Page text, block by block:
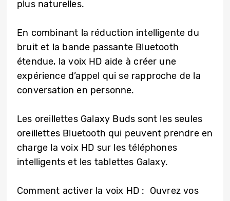
plus naturelles.
En combinant la réduction intelligente du
bruit et la bande passante Bluetooth
étendue, la voix HD aide à créer une
expérience d’appel qui se rapproche de la
conversation en personne.
Les oreillettes Galaxy Buds sont les seules
oreillettes Bluetooth qui peuvent prendre en
charge la voix HD sur les téléphones
intelligents et les tablettes Galaxy.
Comment activer la voix HD : Ouvrez vos